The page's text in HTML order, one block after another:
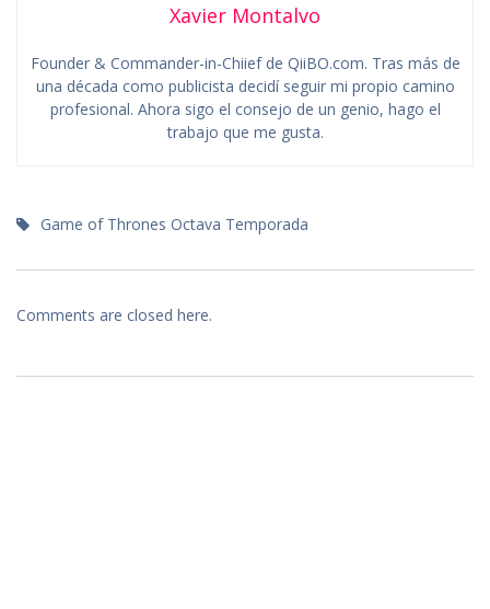
Xavier Montalvo
Founder & Commander-in-Chiief de QiiBO.com. Tras más de
una década como publicista decidí seguir mi propio camino
profesional. Ahora sigo el consejo de un genio, hago el
trabajo que me gusta.
Game of Thrones Octava Temporada
Comments are closed here.